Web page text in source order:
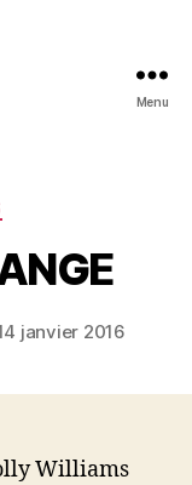
Menu
janvier 2016
Williams